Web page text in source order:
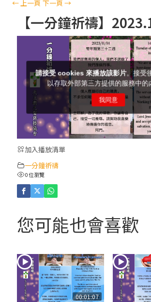
【信仰之旅】第十二集：
高樂祈 修女
【信仰之旅】第十一集：
【信仰之旅】第十一集：
神父
【信仰之旅】第十集：「
珠老師
(5)黃敏正主教帶你做「四
人相遇
(2)黃敏正主教帶你做「四
越的智慧】：七項齋戒的
← 上一頁 下一頁→
【一分鐘祈禱】
加入播放清單
一分鐘祈禱
0 位瀏覽
您可能也會喜歡
00:01:07